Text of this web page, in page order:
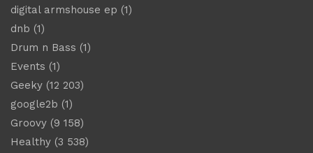
digital armshouse ep (1)
dnb (1)
Drum n Bass (1)
Events (1)
Geeky (12 203)
google2b (1)
Groovy (9 158)
Healthy (3 538)